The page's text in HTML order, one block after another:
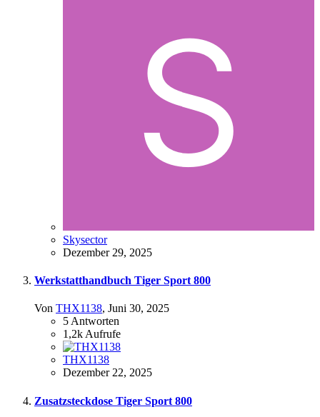
Skysector
Dezember 29, 2025
Werkstatthandbuch Tiger Sport 800
Von THX1138, Juni 30, 2025
5 Antworten
1,2k Aufrufe
THX1138
Dezember 22, 2025
Zusatzsteckdose Tiger Sport 800